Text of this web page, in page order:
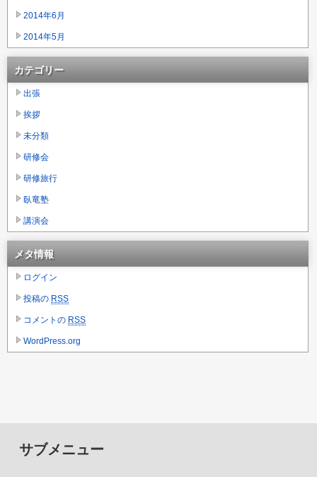
2014年6月
2014年5月
カテゴリー
出張
挨拶
未分類
研修会
研修旅行
臥竜塾
講演会
メタ情報
ログイン
投稿の RSS
コメントの RSS
WordPress.org
サブメニュー